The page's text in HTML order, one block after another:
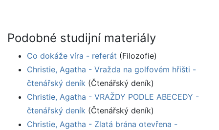
Podobné studijní materiály
Co dokáže víra - referát (Filozofie)
Christie, Agatha - Vražda na golfovém hřišti -
čtenářský deník (Čtenářský deník)
Christie, Agatha - VRAŽDY PODLE ABECEDY -
čtenářský deník (Čtenářský deník)
Christie, Agatha - Zlatá brána otevřena -